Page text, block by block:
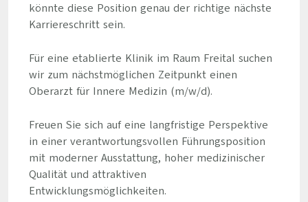
könnte diese Position genau der richtige nächste
Karriereschritt sein.
Für eine etablierte Klinik im Raum Freital suchen
wir zum nächstmöglichen Zeitpunkt einen
Oberarzt für Innere Medizin (m/w/d).
Freuen Sie sich auf eine langfristige Perspektive
in einer verantwortungsvollen Führungsposition
mit moderner Ausstattung, hoher medizinischer
Qualität und attraktiven
Entwicklungsmöglichkeiten.